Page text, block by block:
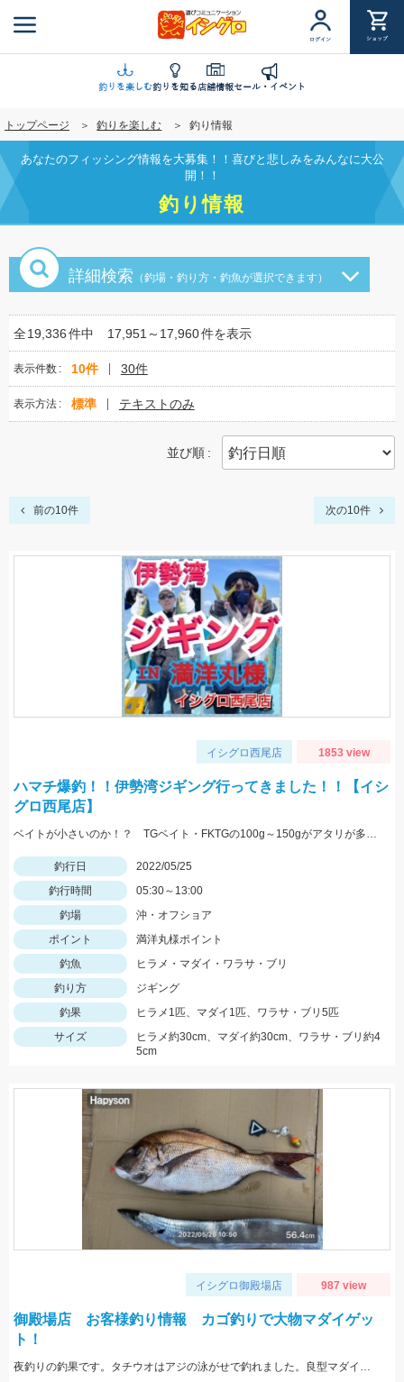
ン
に
移
動
ログイン ショップ
釣りを楽しむ釣りを知る店舗情報セール・イベント
トップページ 釣りを楽しむ 釣り情報
あなたのフィッシング情報を大募集！！喜びと悲しみをみんなに大公
開！！
釣り情報
詳細検索 （釣場・釣り方・釣魚が選択できます）
全19,336件中 17,951～17,960件を表示
表示件数 10件 30件
表示方法 標準 テキストのみ
並び順
前の10件 次の10件
イシグロ西尾店 1853 view
ハマチ爆釣！！伊勢湾ジギング行ってきました！！【イシ
グロ西尾店】
ベイトが小さいのか！？ TGベイト・FKTGの100g～150gがアタリが多かったです！！
釣行日
2022/05/25
釣行時間
05:30～13:00
釣場
沖・オフショア
ポイント
満洋丸様ポイント
釣魚
ヒラメ・マダイ・ワラサ・ブリ
釣り方
ジギング
釣果
ヒラメ1匹、マダイ1匹、ワラサ・ブリ5匹
サイズ
ヒラメ約30cm、マダイ約30cm、ワラサ・ブリ約4
5cm
イシグロ御殿場店 987 view
御殿場店 お客様釣り情報 カゴ釣りで大物マダイゲッ
ト！
夜釣りの釣果です。タチウオはアジの泳がせで釣れました。良型マダイおめでとうございます。